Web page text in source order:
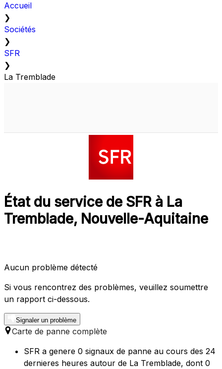
Accueil
❯
Sociétés
❯
SFR
❯
La Tremblade
État du service de SFR à La
Tremblade, Nouvelle-Aquitaine
Aucun problème détecté
Si vous rencontrez des problèmes, veuillez soumettre
un rapport ci-dessous.
Signaler un problème
Carte de panne complète
SFR a genere 0 signaux de panne au cours des 24
dernieres heures autour de La Tremblade, dont 0